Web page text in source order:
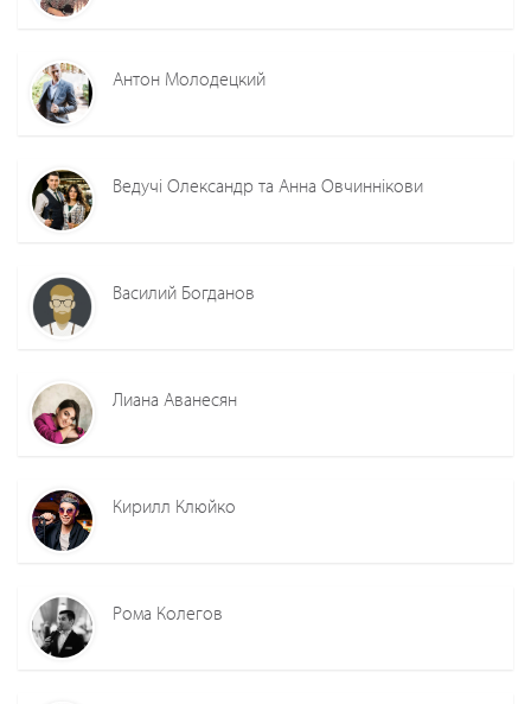
Антон Молодецкий
Ведучі Олександр та Анна Овчиннікови
Василий Богданов
Лиана Аванесян
Кирилл Клюйко
Рома Колегов